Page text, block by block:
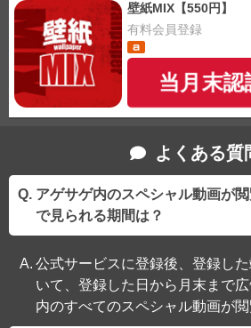
壁紙MIX【550円】
有料会員登録
当月末認
よくある質
アゲサゲ内のスペシャル動画が
で見られる期間は？
公式サービスに登録後、登録し
いて、登録した日から月末まで
内のすべてのスペシャル動画が閲